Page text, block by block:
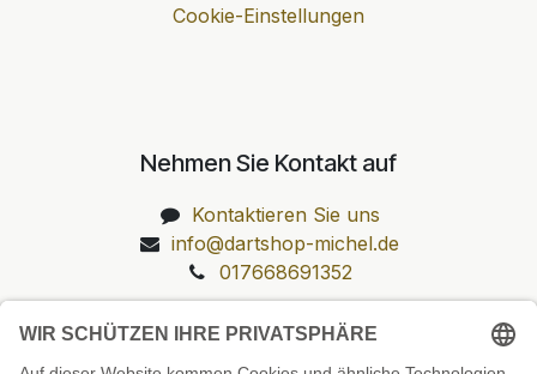
Cookie-Einstellungen
Nehmen Sie Kontakt auf
Kontaktieren Sie uns
info@dartshop-michel.de
017668691352